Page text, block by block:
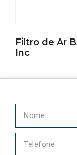
Filtro de Ar
Inc